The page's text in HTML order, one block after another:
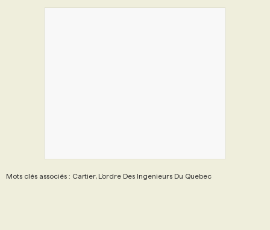
Mots clés associés : Cartier, L’ordre Des Ingenieurs Du Quebec